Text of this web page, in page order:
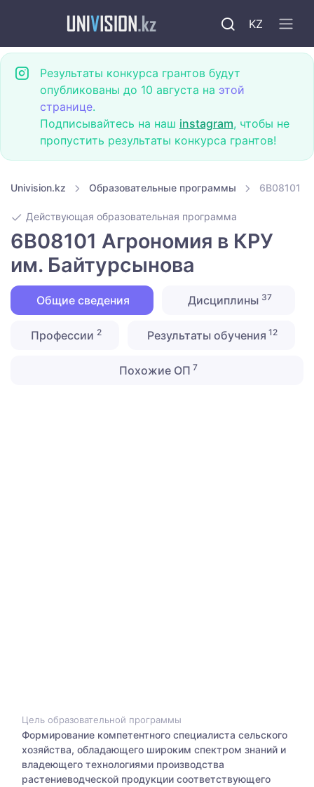
KZ
Результаты конкурса грантов будут
опубликованы до 10 августа на этой
странице.
Подписывайтесь на наш instagram, чтобы не
пропустить результаты конкурса грантов!
Univision.kz Образовательные программы 6B08101
Действующая образовательная программа
6B08101 Агрономия в КРУ
им. Байтурсынова
Общие сведения Дисциплины 37
Профессии 2 Результаты обучения 12
Похожие ОП 7
Цель образовательной программы
Формирование компетентного специалиста сельского
хозяйства, обладающего широким спектром знаний и
владеющего технологиями производства
растениеводческой продукции соответствующего